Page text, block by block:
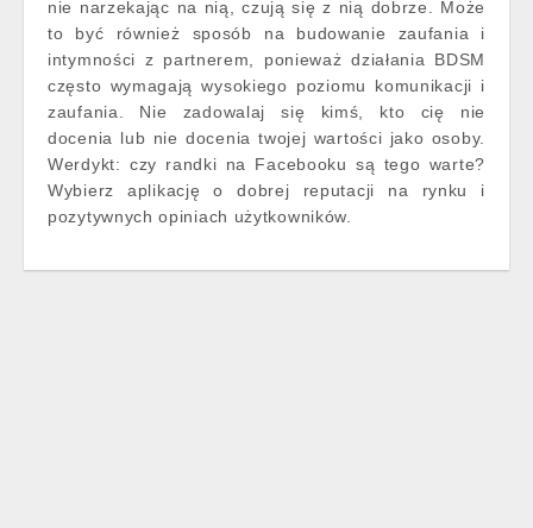
nie narzekając na nią, czują się z nią dobrze. Może
to być również sposób na budowanie zaufania i
intymności z partnerem, ponieważ działania BDSM
często wymagają wysokiego poziomu komunikacji i
zaufania. Nie zadowalaj się kimś, kto cię nie
docenia lub nie docenia twojej wartości jako osoby.
Werdykt: czy randki na Facebooku są tego warte?
Wybierz aplikację o dobrej reputacji na rynku i
pozytywnych opiniach użytkowników.